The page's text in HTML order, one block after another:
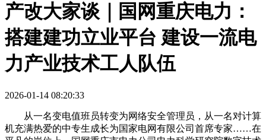
产改大家谈｜国网重庆电力：
搭建建功立业平台 建设一流电
力产业技术工人队伍
2026-01-14 08:20:33
从一名变电值班员转变为网络安全管理员，从一名对计算
机充满热爱的中专生成长为国家电网有限公司首席专家……在